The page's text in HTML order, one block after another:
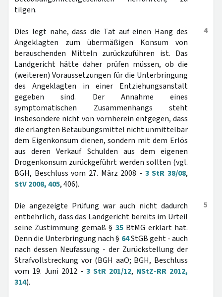
tilgen.
4
Dies legt nahe, dass die Tat auf einen Hang des
Angeklagten zum übermäßigen Konsum von
berauschenden Mitteln zurückzuführen ist. Das
Landgericht hätte daher prüfen müssen, ob die
(weiteren) Voraussetzungen für die Unterbringung
des Angeklagten in einer Entziehungsanstalt
gegeben sind. Der Annahme eines
symptomatischen Zusammenhangs steht
insbesondere nicht von vornherein entgegen, dass
die erlangten Betäubungsmittel nicht unmittelbar
dem Eigenkonsum dienen, sondern mit dem Erlös
aus deren Verkauf Schulden aus dem eigenen
Drogenkonsum zurückgeführt werden sollten (vgl.
BGH, Beschluss vom 27. März 2008 - 3 StR 38/08,
StV 2008, 405, 406).
5
Die angezeigte Prüfung war auch nicht dadurch
entbehrlich, dass das Landgericht bereits im Urteil
seine Zustimmung gemäß § 35BtMG erklärt hat.
Denn die Unterbringung nach § 64StGB geht - auch
nach dessen Neufassung - der Zurückstellung der
Strafvollstreckung vor (BGH aaO; BGH, Beschluss
vom 19. Juni 2012 - 3 StR 201/12, NStZ-RR 2012,
314).